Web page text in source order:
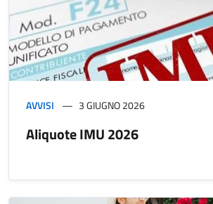
AVVISI 3 GIUGNO 2026
Aliquote IMU 2026